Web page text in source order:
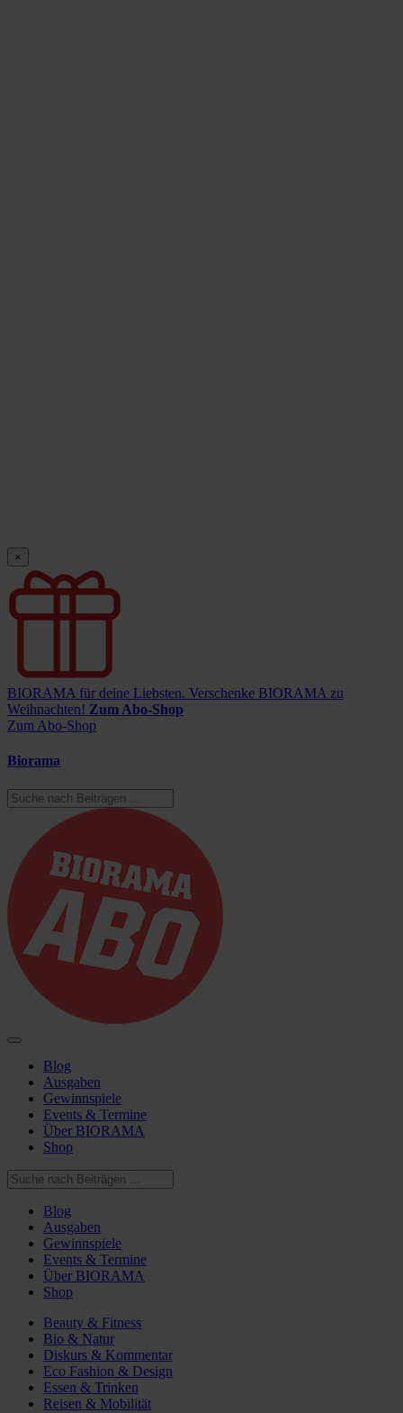
×
BIORAMA für deine Liebsten. Verschenke BIORAMA zu
Weihnachten! Zum Abo-Shop
Zum Abo-Shop
Biorama
Blog
Ausgaben
Gewinnspiele
Events & Termine
Über BIORAMA
Shop
Blog
Ausgaben
Gewinnspiele
Events & Termine
Über BIORAMA
Shop
Beauty & Fitness
Bio & Natur
Diskurs & Kommentar
Eco Fashion & Design
Essen & Trinken
Reisen & Mobilität